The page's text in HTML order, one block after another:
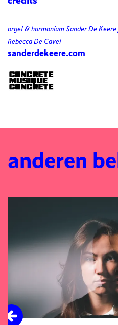
orgel & harmonium Sander De
Rebecca De Cavel
sanderdekeere.com
anderen